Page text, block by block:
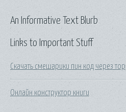
Links to Important Stuff
Скачать смешарики пин код через
Онлайн конструктор книги
An Informative Text Blurb